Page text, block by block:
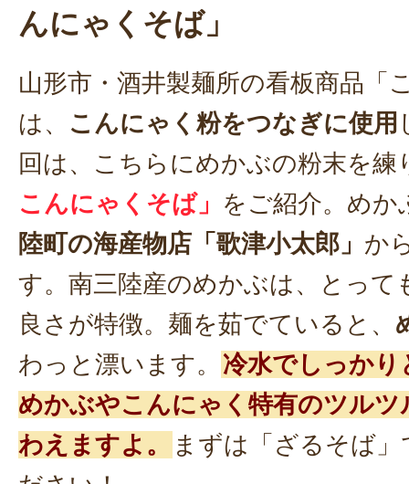
んにゃくそば」
山形市・酒井製麺所の看板商品「
は、 こんにゃく粉をつなぎに使用
回は、こちらにめかぶの粉末を練
こんにゃくそば」 をご紹介。めか
陸町の海産物店「歌津小太郎」 か
す。南三陸産のめかぶは、とって
良さが特徴。麺を茹でていると、
わっと漂います。 冷水でしっか
めかぶやこんにゃく特有のツルツ
わえますよ。
まずは「ざるそば